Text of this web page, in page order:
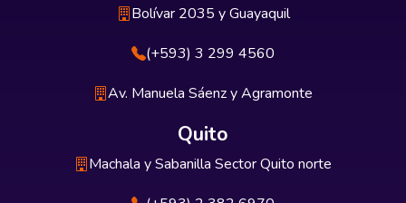
Bolívar 2035 y Guayaquil
(+593) 3 299 4560
Av. Manuela Sáenz y Agramonte
Quito
Machala y Sabanilla Sector Quito norte